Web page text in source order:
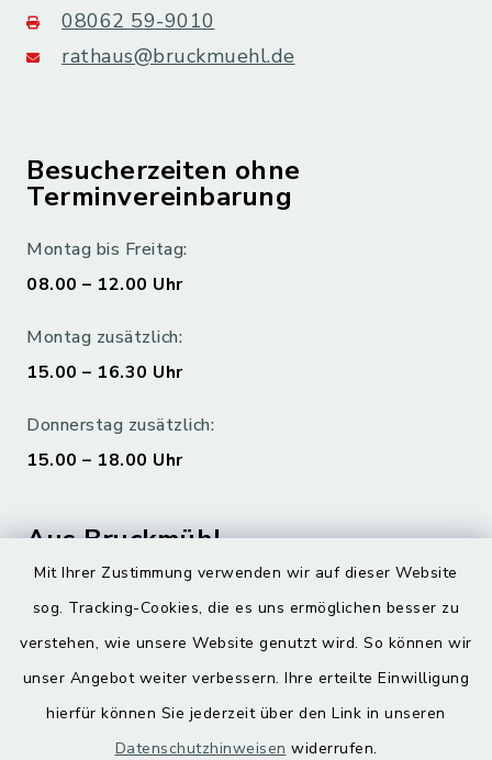
Mit Ihrer Zustimmung verwenden wir auf dieser Website
sog. Tracking-Cookies, die es uns ermöglichen besser zu
verstehen, wie unsere Website genutzt wird. So können wir
unser Angebot weiter verbessern. Ihre erteilte Einwilligung
hierfür können Sie jederzeit über den Link in unseren
Datenschutzhinweisen widerrufen.
08062 59-9010
rathaus@bruckmuehl.de
Besucherzeiten ohne
Terminvereinbarung
Montag bis Freitag:
08.00 – 12.00 Uhr
Montag zusätzlich:
15.00 – 16.30 Uhr
Donnerstag zusätzlich:
15.00 – 18.00 Uhr
Aus Bruckmühl
Digitaler Ortsplan